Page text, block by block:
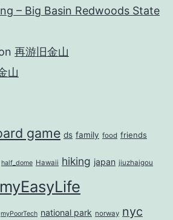
– Big Basin Redwoods State
再游旧金山
山
game ds family food friends
half_dome Hawaii hiking japan jiuzhaigou
myEasyLife
myPoorTech national park norway nyc